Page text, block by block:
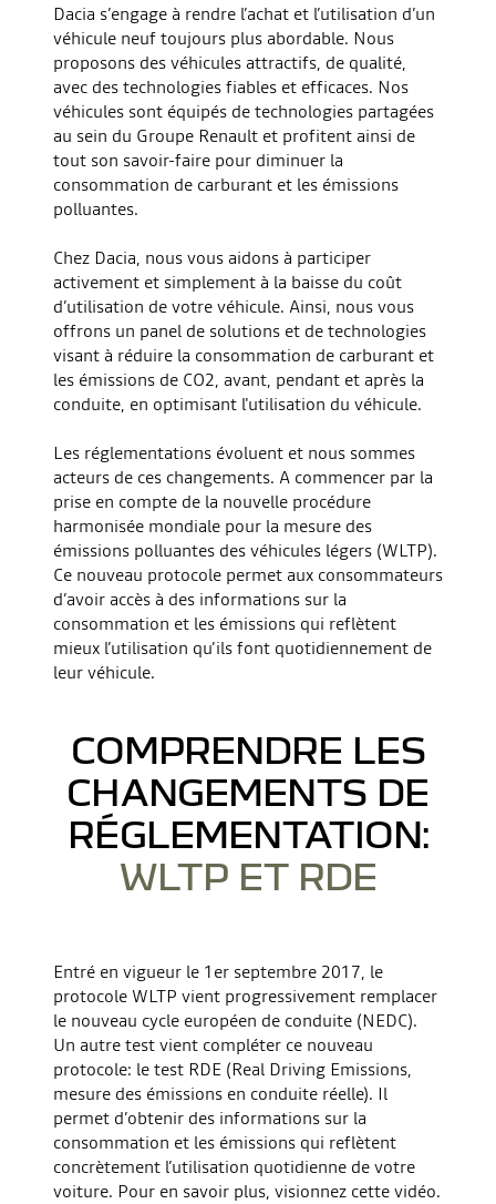
Dacia s’engage à rendre l’achat et l’utilisation d’un
véhicule neuf toujours plus abordable. Nous
proposons des véhicules attractifs, de qualité,
avec des technologies fiables et efficaces. Nos
véhicules sont équipés de technologies partagées
au sein du Groupe Renault et profitent ainsi de
tout son savoir-faire pour diminuer la
consommation de carburant et les émissions
polluantes.
Chez Dacia, nous vous aidons à participer
activement et simplement à la baisse du coût
d’utilisation de votre véhicule. Ainsi, nous vous
offrons un panel de solutions et de technologies
visant à réduire la consommation de carburant et
les émissions de CO2, avant, pendant et après la
conduite, en optimisant l'utilisation du véhicule.
Les réglementations évoluent et nous sommes
acteurs de ces changements. A commencer par la
prise en compte de la nouvelle procédure
harmonisée mondiale pour la mesure des
émissions polluantes des véhicules légers (WLTP).
Ce nouveau protocole permet aux consommateurs
d’avoir accès à des informations sur la
consommation et les émissions qui reflètent
mieux l’utilisation qu’ils font quotidiennement de
leur véhicule.
COMPRENDRE LES
CHANGEMENTS DE
RÉGLEMENTATION:
WLTP ET RDE
Youtube est désactivé. Autorisez le dépôt de cookies social
pour accéder au contenu. (CTA - Autoriser)
REFUSER
J'ACCEPTE
Entré en vigueur le 1er septembre 2017, le
protocole WLTP vient progressivement remplacer
le nouveau cycle européen de conduite (NEDC).
Un autre test vient compléter ce nouveau
protocole: le test RDE (Real Driving Emissions,
mesure des émissions en conduite réelle). Il
permet d’obtenir des informations sur la
consommation et les émissions qui reflètent
concrètement l’utilisation quotidienne de votre
voiture. Pour en savoir plus, visionnez cette vidéo.